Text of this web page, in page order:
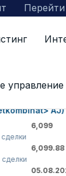
Перейти
управление
AJ)
6,099
6,099.88( —
05.08.2026